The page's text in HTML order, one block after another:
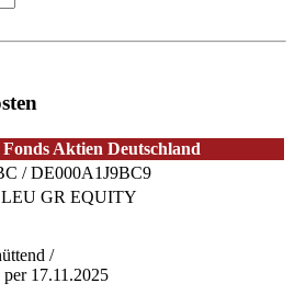
Fonds Aktien Deutschland
/ DE000A1J9BC9
GR EQUITY
/
17.11.2025